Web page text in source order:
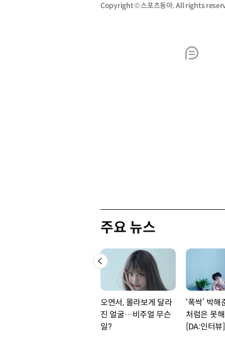
Copyright © 스포츠동아. All rights
주요 뉴스
오연서, 몰라보게 달라
진 얼굴…비주얼 무슨
일?
‘폭싹’ 박해
처럼은 못
[DA:인터뷰]